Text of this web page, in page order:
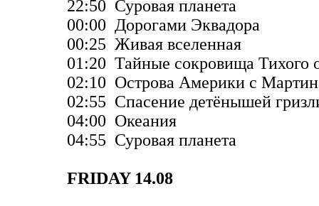
22:50 Суровая планета
00:00 Дорогами Эквадора
00:25 Живая вселенная
01:20 Тайные сокровища Тихого
02:10 Острова Америки с
02:55 Спасение детёнышей
04:00 Океания
04:55 Суровая планета
FRIDAY 14.08